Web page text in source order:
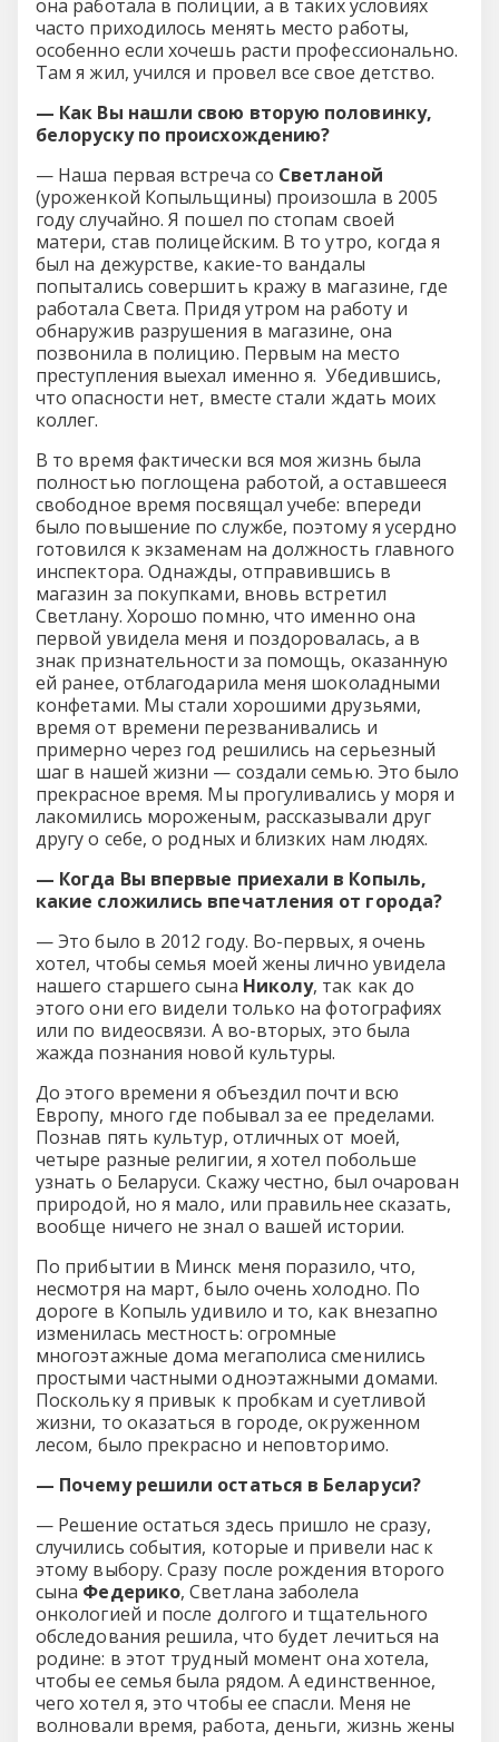
она работала в полиции, а в таких условиях
часто приходилось менять место работы,
особенно если хочешь расти профессионально.
Там я жил, учился и провел все свое детство.
— Как Вы нашли свою вторую половинку,
белоруску по происхождению?
— Наша первая встреча со Светланой
(уроженкой Копыльщины) произошла в 2005
году случайно. Я пошел по стопам своей
матери, став полицейским. В то утро, когда я
был на дежурстве, какие-то вандалы
попытались совершить кражу в магазине, где
работала Света. Придя утром на работу и
обнаружив разрушения в магазине, она
позвонила в полицию. Первым на место
преступления выехал именно я. Убедившись,
что опасности нет, вместе стали ждать моих
коллег.
В то время фактически вся моя жизнь была
полностью поглощена работой, а оставшееся
свободное время посвящал учебе: впереди
было повышение по службе, поэтому я усердно
готовился к экзаменам на должность главного
инспектора. Однажды, отправившись в
магазин за покупками, вновь встретил
Светлану. Хорошо помню, что именно она
первой увидела меня и поздоровалась, а в
знак признательности за помощь, оказанную
ей ранее, отблагодарила меня шоколадными
конфетами. Мы стали хорошими друзьями,
время от времени перезванивались и
примерно через год решились на серьезный
шаг в нашей жизни — создали семью. Это было
прекрасное время. Мы прогуливались у моря и
лакомились мороженым, рассказывали друг
другу о себе, о родных и близких нам людях.
— Когда Вы впервые приехали в Копыль,
какие сложились впечатления от города?
— Это было в 2012 году. Во-первых, я очень
хотел, чтобы семья моей жены лично увидела
нашего старшего сына Николу, так как до
этого они его видели только на фотографиях
или по видеосвязи. А во-вторых, это была
жажда познания новой культуры.
До этого времени я объездил почти всю
Европу, много где побывал за ее пределами.
Познав пять культур, отличных от моей,
четыре разные религии, я хотел побольше
узнать о Беларуси. Скажу честно, был очарован
природой, но я мало, или правильнее сказать,
вообще ничего не знал о вашей истории.
По прибытии в Минск меня поразило, что,
несмотря на март, было очень холодно. По
дороге в Копыль удивило и то, как внезапно
изменилась местность: огромные
многоэтажные дома мегаполиса сменились
простыми частными одноэтажными домами.
Поскольку я привык к пробкам и суетливой
жизни, то оказаться в городе, окруженном
лесом, было прекрасно и неповторимо.
— Почему решили остаться в Беларуси?
— Решение остаться здесь пришло не сразу,
случились события, которые и привели нас к
этому выбору. Сразу после рождения второго
сына Федерико, Светлана заболела
онкологией и после долгого и тщательного
обследования решила, что будет лечиться на
родине: в этот трудный момент она хотела,
чтобы ее семья была рядом. А единственное,
чего хотел я, это чтобы ее спасли. Меня не
волновали время, работа, деньги, жизнь жены